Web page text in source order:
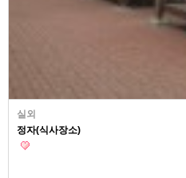
실외
정자(식사장소)